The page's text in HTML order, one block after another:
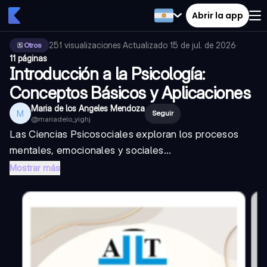
Abrir la app
Otros 251 visualizaciones·Actualizado 15 de jul. de 2026·
11 páginas
Introducción a la Psicología:
Conceptos Básicos y Aplicaciones
M Maria de los Angeles Mendoza
@mariadelo_yighj
Seguir
Las Ciencias Psicosociales exploran los procesos
mentales, emocionales y sociales...
Mostrar más